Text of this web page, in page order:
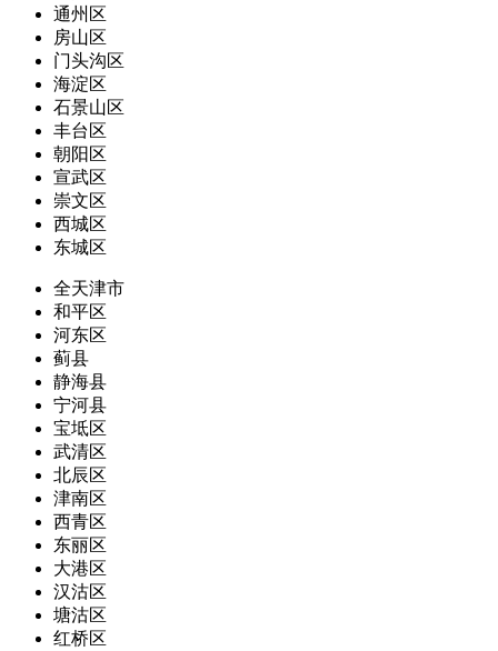
通州区
房山区
门头沟区
海淀区
石景山区
丰台区
朝阳区
宣武区
崇文区
西城区
东城区
全天津市
和平区
河东区
蓟县
静海县
宁河县
宝坻区
武清区
北辰区
津南区
西青区
东丽区
大港区
汉沽区
塘沽区
红桥区